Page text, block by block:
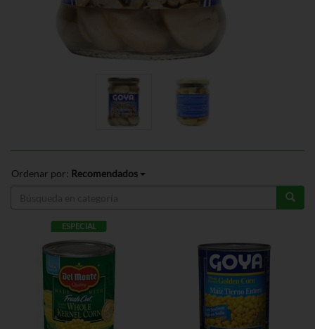
Ordenar por: Recomendados
ESPECIAL